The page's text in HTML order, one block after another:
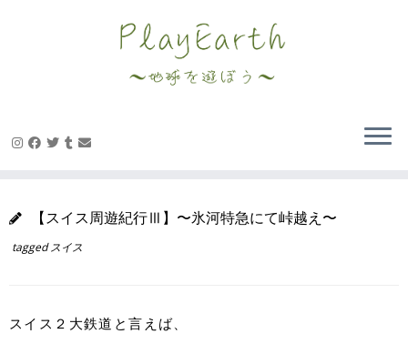
【スイス周遊紀行Ⅲ】〜氷河特急にて峠越え〜
taggedスイス
スイス２大鉄道と言えば、